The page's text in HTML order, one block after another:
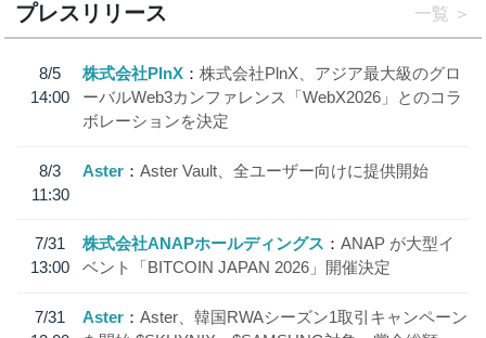
プレスリリース 一覧
8/5
14:00
株式会社PlnX
株式会社PlnX、アジア最大級のグロ
ーバルWeb3カンファレンス「WebX2026」とのコラ
ボレーションを決定
8/3
11:30
Aster Aster Vault、全ユーザー向けに提供開始
7/31
13:00
株式会社ANAPホールディングス
ANAP が大型イ
ベント「BITCOIN JAPAN 2026」開催決定
7/31
Aster
Aster、韓国RWAシーズン1取引キャンペーン